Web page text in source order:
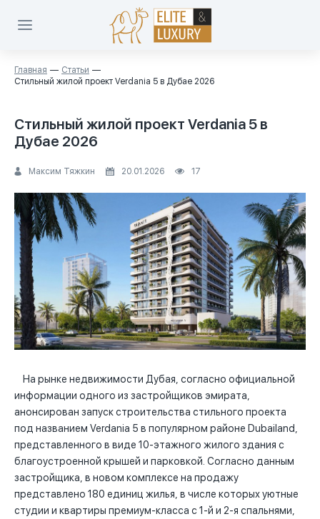
Главная
Статьи
Стильный жилой проект Verdania 5 в Дубае 2026
Стильный жилой проект Verdania 5 в
Дубае 2026
Максим Тяжкин 20.01.2026 17
На рынке недвижимости Дубая, согласно официальной
информации одного из застройщиков эмирата,
анонсирован запуск строительства стильного проекта
под названием Verdania 5 в популярном районе Dubailand,
представленного в виде 10-этажного жилого здания с
благоустроенной крышей и парковкой. Согласно данным
застройщика, в новом комплексе на продажу
представлено 180 единиц жилья, в числе которых уютные
студии и квартиры премиум-класса с 1-й и 2-я спальнями,